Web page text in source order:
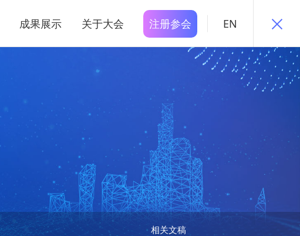
成果展示 关于大会 注册参会 EN
相关文稿